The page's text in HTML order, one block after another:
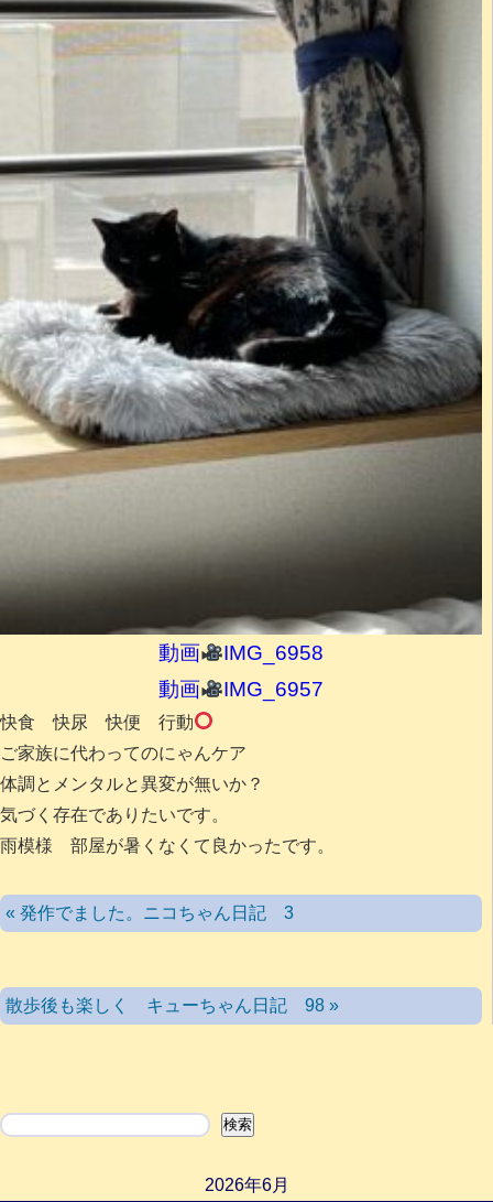
動画
IMG_6958
動画
IMG_6957
快食 快尿 快便 行動
ご家族に代わってのにゃんケア
体調とメンタルと異変が無いか？
気づく存在でありたいです。
雨模様 部屋が暑くなくて良かったです。
« 発作でました。ニコちゃん日記 3
散歩後も楽しく キューちゃん日記 98 »
検索 検索
2026年6月